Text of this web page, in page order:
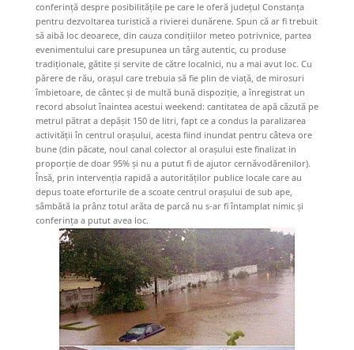
conferinţă despre posibilităţile pe care le oferă judeţul Constanţa
pentru dezvoltarea turistică a rivierei dunărene. Spun că ar fi trebuit
să aibă loc deoarece, din cauza condiţiilor meteo potrivnice, partea
evenimentului care presupunea un târg autentic, cu produse
tradiţionale, gătite şi servite de către localnici, nu a mai avut loc. Cu
părere de rău, oraşul care trebuia să fie plin de viaţă, de mirosuri
îmbietoare, de cântec şi de multă bună dispoziţie, a înregistrat un
record absolut înaintea acestui weekend: cantitatea de apă căzută pe
metrul pătrat a depăşit 150 de litri, fapt ce a condus la paralizarea
activităţii în centrul oraşului, acesta fiind inundat pentru câteva ore
bune (din păcate, noul canal colector al oraşului este finalizat in
proporţie de doar 95% şi nu a putut fi de ajutor cernăvodărenilor).
Însă, prin intervenţia rapidă a autorităţilor publice locale care au
depus toate eforturile de a scoate centrul oraşului de sub ape,
sâmbătă la prânz totul arăta de parcă nu s-ar fi întamplat nimic şi
conferinţa a putut avea loc.